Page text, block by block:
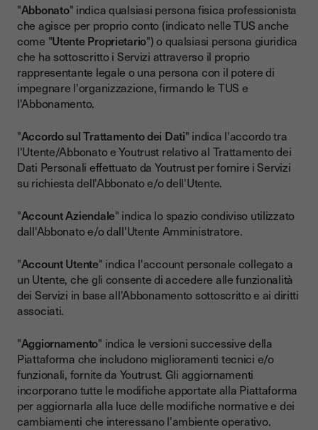
"Abbonato" indica qualsiasi persona fisica professionista
che agisce per proprio conto (indicato nelle TUS anche
come "Utente Proprietario") o qualsiasi persona giuridica
che ha sottoscritto i Servizi attraverso il proprio
rappresentante legale o una persona con il potere di
impegnare l'organizzazione, firmando le TUS e
l'Abbonamento.
"Accordo sul Trattamento dei Dati" indica l'accordo tra
l'Utente/Abbonato e Youtrust relativo al Trattamento dei
Dati Personali effettuato da Youtrust per fornire i Servizi
su richiesta dell'Abbonato e/o dell'Utente.
"Account Aziendale" indica lo spazio condiviso utilizzato
dall'Abbonato e/o dall'Utente Amministratore.
"Account Utente" indica l'account personale collegato a
un Utente, che gli consente di accedere alle funzionalità
dei Servizi in base all'Abbonamento sottoscritto e ai diritti
associati.
"Aggiornamento" indica le versioni successive della
Piattaforma che includono miglioramenti tecnici e/o
funzionali, fornite da Youtrust. Gli aggiornamenti
incorporano tutte le modifiche apportate alla Piattaforma
per aggiornarla alla luce delle modifiche normative e dei
cambiamenti che interessano l'ambiente operativo.